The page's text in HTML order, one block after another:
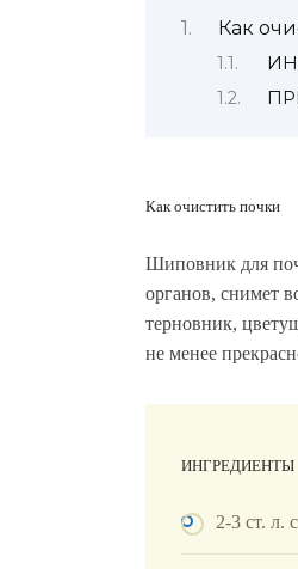
Как
Как очистить почки
Шиповник для
органов, снимет
терновник,
не менее
ИНГРЕДИЕНТЫ
2-3 ст. л.